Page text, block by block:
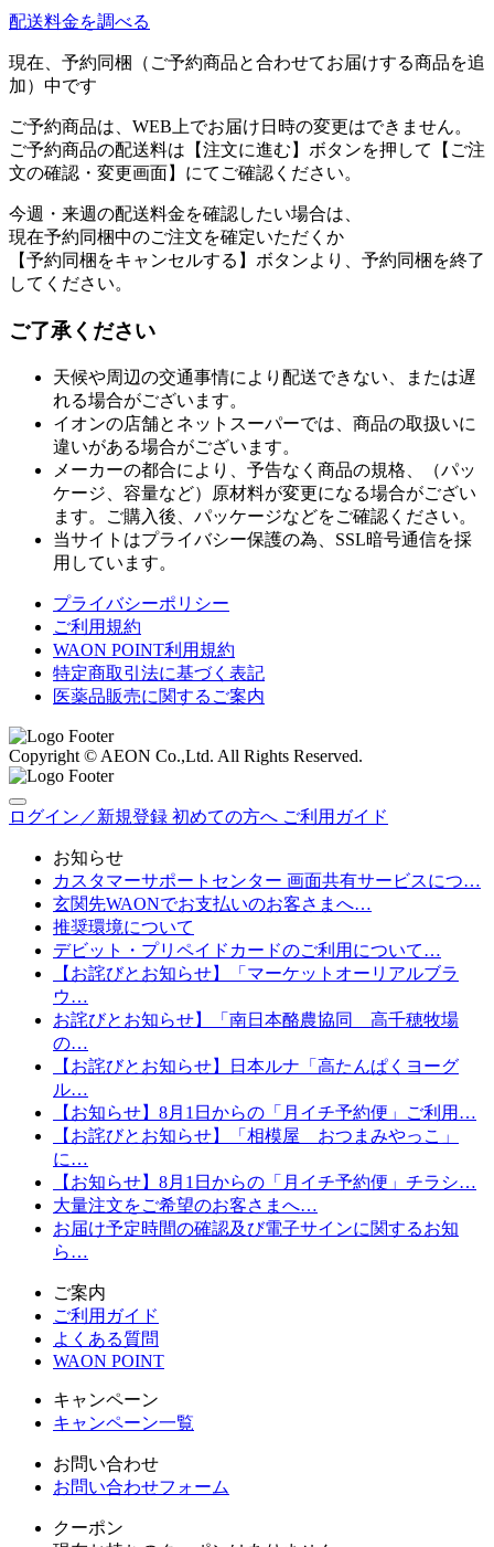
配送料金を調べる
現在、予約同梱（ご予約商品と合わせてお届けする商品を追
加）中です
ご予約商品は、WEB上でお届け日時の変更はできません。
ご予約商品の配送料は【注文に進む】ボタンを押して【ご注
文の確認・変更画面】にてご確認ください。
今週・来週の配送料金を確認したい場合は、
現在予約同梱中のご注文を確定いただくか
【予約同梱をキャンセルする】ボタンより、予約同梱を終了
してください。
ご了承ください
天候や周辺の交通事情により配送できない、または遅
れる場合がございます。
イオンの店舗とネットスーパーでは、商品の取扱いに
違いがある場合がございます。
メーカーの都合により、予告なく商品の規格、（パッ
ケージ、容量など）原材料が変更になる場合がござい
ます。ご購入後、パッケージなどをご確認ください。
当サイトはプライバシー保護の為、SSL暗号通信を採
用しています。
プライバシーポリシー
ご利用規約
WAON POINT利用規約
特定商取引法に基づく表記
医薬品販売に関するご案内
Copyright © AEON Co.,Ltd. All Rights Reserved.
ログイン／新規登録 初めての方へ ご利用ガイド
お知らせ
カスタマーサポートセンター 画面共有サービスにつ…
玄関先WAONでお支払いのお客さまへ…
推奨環境について
デビット・プリペイドカードのご利用について…
【お詫びとお知らせ】「マーケットオーリアルブラ
ウ…
お詫びとお知らせ】「南日本酪農協同 高千穂牧場
の…
【お詫びとお知らせ】日本ルナ「高たんぱくヨーグ
ル…
【お知らせ】8月1日からの「月イチ予約便」ご利用…
【お詫びとお知らせ】「相模屋 おつまみやっこ」
に…
【お知らせ】8月1日からの「月イチ予約便」チラシ…
大量注文をご希望のお客さまへ…
お届け予定時間の確認及び電子サインに関するお知
ら…
ご案内
ご利用ガイド
よくある質問
WAON POINT
キャンペーン
キャンペーン一覧
お問い合わせ
お問い合わせフォーム
クーポン